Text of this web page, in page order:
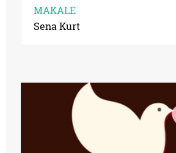
MAKALE
Sena Kurt